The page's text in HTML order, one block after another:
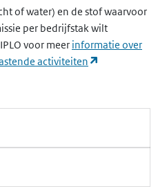
of water) en de stof waarvoor
per bedrijfstak wilt
voor meer informatie over
activiteiten